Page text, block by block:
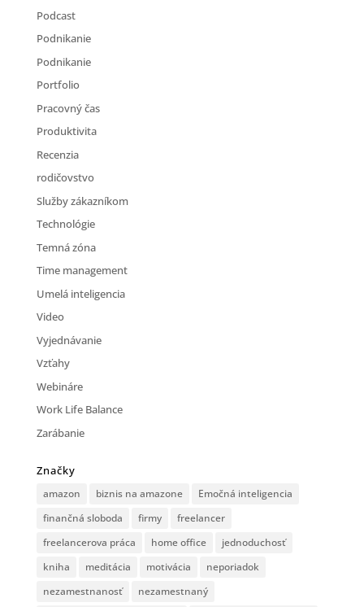
Podcast
Podnikanie
Podnikanie
Portfolio
Pracovný čas
Produktivita
Recenzia
rodičovstvo
Služby zákazníkom
Technológie
Temná zóna
Time management
Umelá inteligencia
Video
Vyjednávanie
Vzťahy
Webináre
Work Life Balance
Zarábanie
Značky
amazon biznis na amazone
Emočná inteligencia
finančná sloboda
firmy
freelancer
freelancerova práca
home office
jednoduchosť
kniha
meditácia motivácia
neporiadok
nezamestnanosť
nezamestnaný